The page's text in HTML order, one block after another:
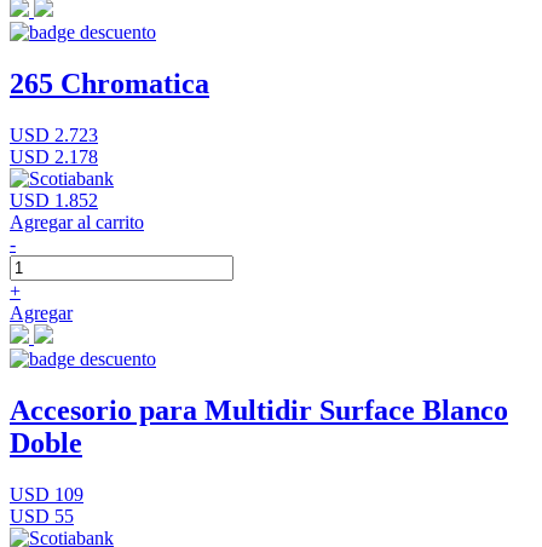
265 Chromatica
USD 2.723
USD 2.178
USD 1.852
Agregar al carrito
-
+
Agregar
Accesorio para Multidir Surface Blanco
Doble
USD 109
USD 55